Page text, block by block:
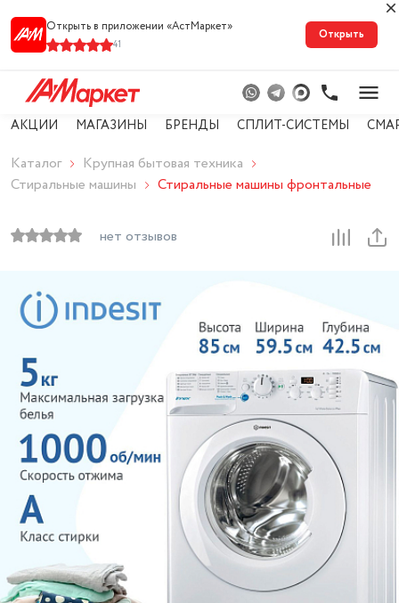
Открыть в приложении «АстМарке‪т‬»
41
Открыть
АКЦИИ МАГАЗИНЫ БРЕНДЫ СПЛИТ-СИСТЕМЫ
Каталог
Крупная бытовая техника
Стиральные машины
Стиральные машины фронтальные
нет отзывов